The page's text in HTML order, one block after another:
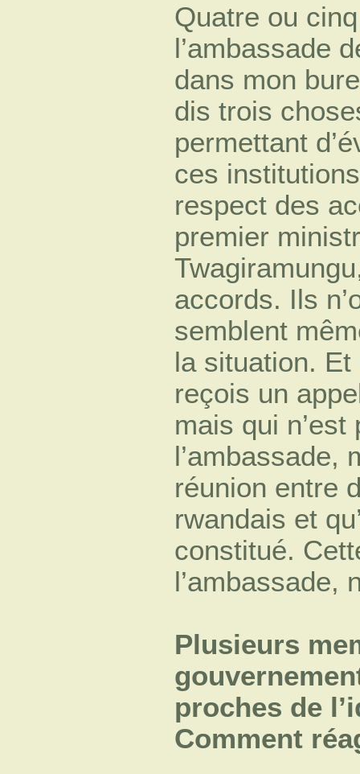
Quatre ou
l’ambassade
dans mon
dis trois
permettant
ces
respect des
premier
accords. Ils
semblent
la situation.
reçois un
mais qui
l’ambassade,
réunion entre
rwandais et
constitué.
l’ambassade,
Plusieurs
proches de
Comment